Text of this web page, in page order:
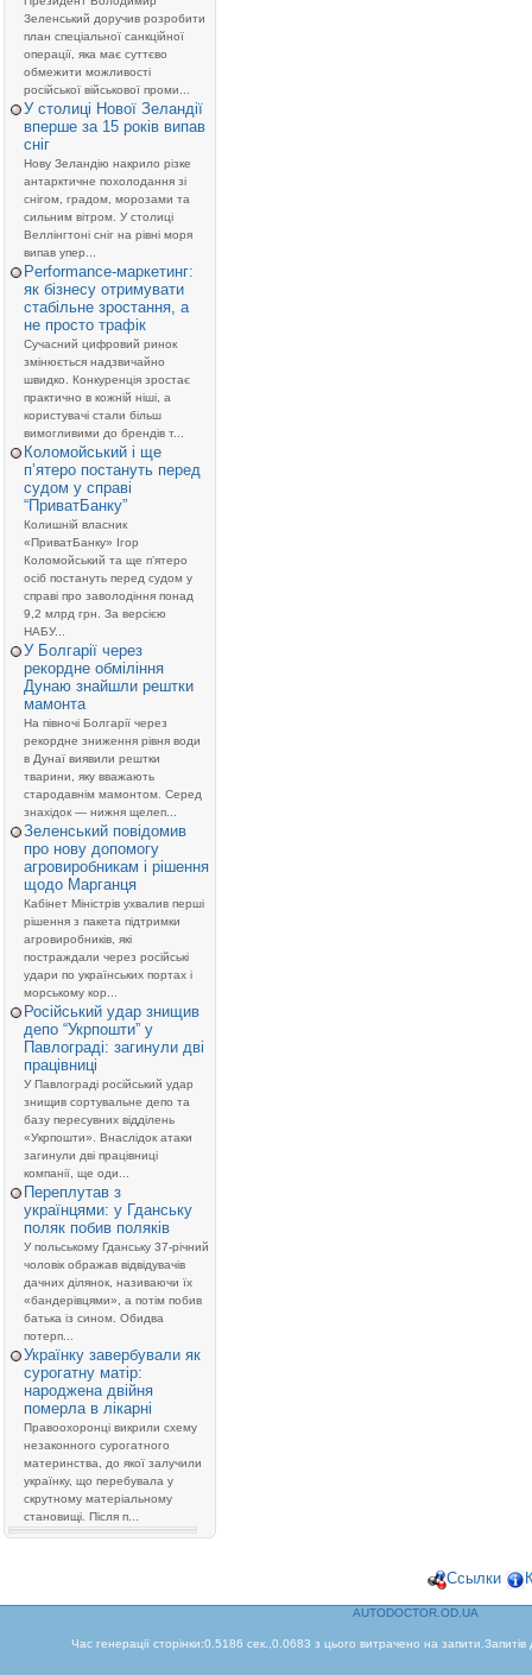
Зеленський доручив розробити
план спеціальної санкційної
операції, яка має суттєво
обмежити можливості
російської військової проми...
У столиці Нової Зеландії
вперше за 15 років випав
сніг
Нову Зеландію накрило різке
антарктичне похолодання зі
снігом, градом, морозами та
сильним вітром. У столиці
Веллінгтоні сніг на рівні моря
випав упер...
Performance-маркетинг:
як бізнесу отримувати
стабільне зростання, а
не просто трафік
Сучасний цифровий ринок
змінюється надзвичайно
швидко. Конкуренція зростає
практично в кожній ніші, а
користувачі стали більш
вимогливими до брендів т...
Коломойський і ще
п’ятеро постануть перед
судом у справі
“ПриватБанку”
Колишній власник
«ПриватБанку» Ігор
Коломойський та ще п’ятеро
осіб постануть перед судом у
справі про заволодіння понад
9,2 млрд грн. За версією
НАБУ...
У Болгарії через
рекордне обміління
Дунаю знайшли рештки
мамонта
На півночі Болгарії через
рекордне зниження рівня води
в Дунаї виявили рештки
тварини, яку вважають
стародавнім мамонтом. Серед
знахідок — нижня щелеп...
Зеленський повідомив
про нову допомогу
агровиробникам і рішення
щодо Марганця
Кабінет Міністрів ухвалив перші
рішення з пакета підтримки
агровиробників, які
постраждали через російські
удари по українських портах і
морському кор...
Російський удар знищив
депо “Укрпошти” у
Павлограді: загинули дві
працівниці
У Павлограді російський удар
знищив сортувальне депо та
базу пересувних відділень
«Укрпошти». Внаслідок атаки
загинули дві працівниці
компанії, ще оди...
Переплутав з
українцями: у Гданську
поляк побив поляків
У польському Гданську 37-річний
чоловік ображав відвідувачів
дачних ділянок, називаючи їх
«бандерівцями», а потім побив
батька із сином. Обидва
потерп...
Українку завербували як
сурогатну матір:
народжена двійня
померла в лікарні
Правоохоронці викрили схему
незаконного сурогатного
материнства, до якої залучили
українку, що перебувала у
скрутному матеріальному
становищі. Після п...
Ссылки
AUTODOCTOR.OD.UA
Час генерації сторінки:0.5186 сек.,0.0683 з цього витрачено на